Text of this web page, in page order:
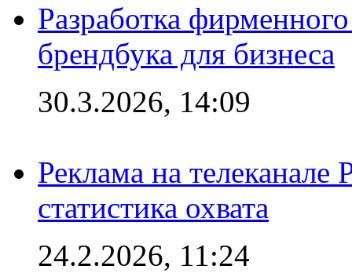
Разработка
брендбука для бизнеса
30.3.2026, 14:09
Реклама на
статистика охвата
24.2.2026, 11:24